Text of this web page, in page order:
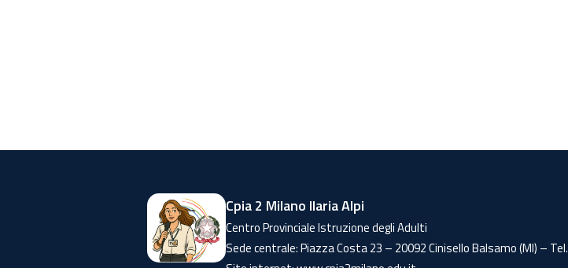
Cpia 2 Milano Ilaria Alpi
Centro Provinciale Istruzione degli Adulti
Sede centrale: Piazza Costa 23 – 20092 Cinisello Balsamo (MI) – Tel.